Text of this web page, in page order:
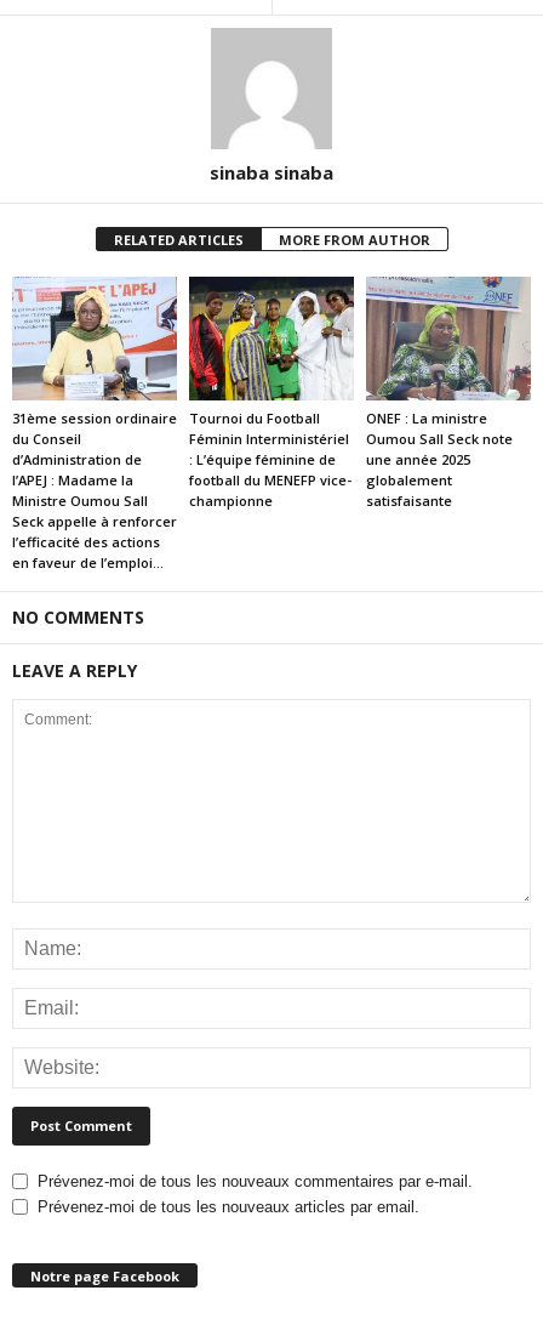
sinaba sinaba
RELATED ARTICLES MORE FROM AUTHOR
31ème session ordinaire
du Conseil
d’Administration de
l’APEJ : Madame la
Ministre Oumou Sall
Seck appelle à renforcer
l’efficacité des actions
en faveur de l’emploi...
Tournoi du Football
Féminin Interministériel
: L’équipe féminine de
football du MENEFP vice-
championne
ONEF : La ministre
Oumou Sall Seck note
une année 2025
globalement
satisfaisante
NO COMMENTS
LEAVE A REPLY
Prévenez-moi de tous les nouveaux commentaires par e-mail.
Prévenez-moi de tous les nouveaux articles par email.
Notre page Facebook